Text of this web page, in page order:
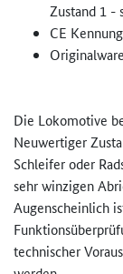
Zustand 1 -
CE Kennung
Originalware
Die Lokomotive
Neuwertiger
Schleifer oder
sehr winzigen
Augenscheinlich
technischer